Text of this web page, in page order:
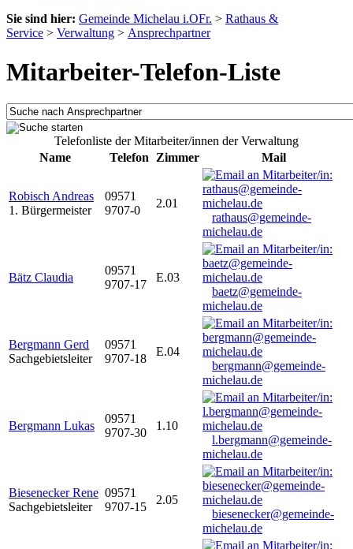
Sie sind hier: Gemeinde Michelau i.OFr. > Rathaus &
Service > Verwaltung > Ansprechpartner
Mitarbeiter-Telefon-Liste
Telefonliste der Mitarbeiter/innen der Verwaltung
Name
Telefon Zimmer Mail
Robisch Andreas
1. Bürgermeister
09571
9707-0
2.01
rathaus@gemeinde-
michelau.de
Bätz Claudia
09571
9707-17
E.03
baetz@gemeinde-
michelau.de
Bergmann Gerd
Sachgebietsleiter
09571
9707-18
E.04
bergmann@gemeinde-
michelau.de
Bergmann Lukas
09571
9707-30
1.10
l.bergmann@gemeinde-
michelau.de
Biesenecker Rene
Sachgebietsleiter
09571
9707-15
2.05
biesenecker@gemeinde-
michelau.de